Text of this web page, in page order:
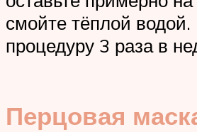
смойте тёплой
процедуру 3 раза в
Перцовая